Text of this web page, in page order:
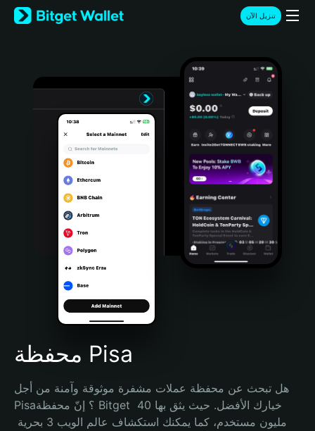
English
日本語
Türkçe
Português (Portugal)
Bahasa Indonesia
Português (Brasil)
Español (Argentina)
تنزيل الآن
محفظة Pisa
هل تبحث عن محفظة عملات مشفرة موثوقة وآمنة من أجل
Pisa؟ إنّ محفظة Bitget خيارك الأفضل. حيث يثق بها 40